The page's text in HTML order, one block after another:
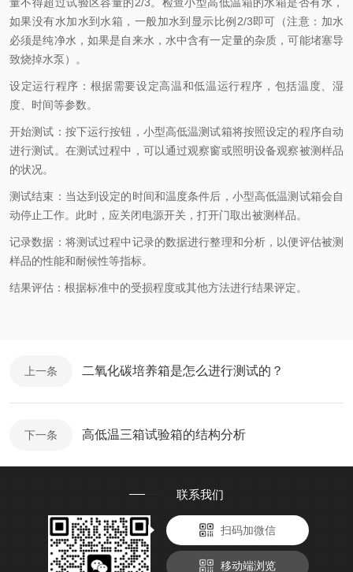
如果没有水加水到水箱，一般加水到显示比例2/3即可（注意：加水
必须是纯净水，如果是自来水，水中含有一定量的杂质，可能堵塞导
致烧掉水泵）。
设定运行程序：根据需要设定高温和低温运行程序，包括温度、湿
度、时间等参数。
开始测试：按下运行按钮，小型高低温测试箱将按照设定的程序自动
进行测试。在测试过程中，可以通过观察窗或照明设备观察被测样品
的状况。
测试结束：当达到设定的时间和温度条件后，小型高低温测试箱会自
动停止工作。此时，应关闭电源开关，打开门取出被测样品。
记录数据：将测试过程中记录的数据进行整理和分析，以便评估被测
样品的性能和耐候性等指标。
结果评估：根据标准中的受损程度或其他方法进行结果评定。
上一条 二氧化碳培养箱是怎么进行测试的？
下一条 高低温三箱试验箱的结构分析
联系我们
扫码加微信
移动端浏览